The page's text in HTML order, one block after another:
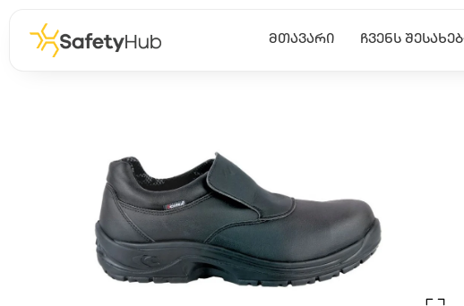
ᲛᲗᲐᲕᲐᲠᲘ ᲩᲕᲔᲜᲡ ᲨᲔᲡᲐᲮᲔᲑ